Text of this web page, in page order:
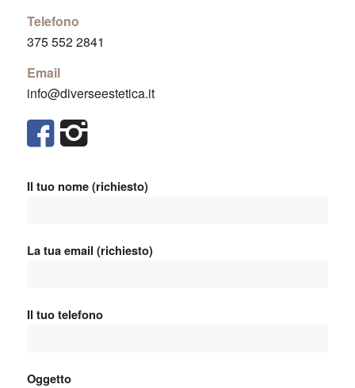
Telefono
375 552 2841
Email
info@diverseestetica.it
Il tuo nome (richiesto)
La tua email (richiesto)
Il tuo telefono
Oggetto